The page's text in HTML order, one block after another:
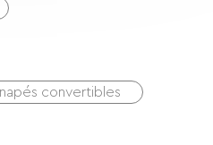
convertibles